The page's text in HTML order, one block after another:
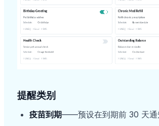
提醒类别
疫苗到期——预设在到期前 30 天通